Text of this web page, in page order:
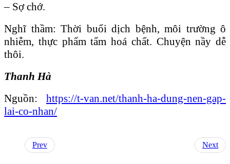
– Sợ chớ.
Nghĩ thầm: Thời buổi dịch bệnh, môi trường ô
nhiễm, thực phẩm tẩm hoá chất. Chuyện nầy dễ
thôi.
Thanh Hà
Nguồn: https://t-van.net/thanh-ha-dung-nen-gap-
lai-co-nhan/
Prev Next